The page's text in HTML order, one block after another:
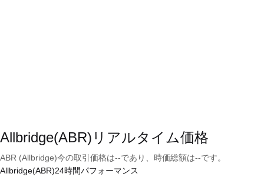
Allbridge(ABR)リアルタイム価格
ABR (Allbridge)今の取引価格は--であり、時価総額は--です。
Allbridge(ABR)24時間パフォーマンス